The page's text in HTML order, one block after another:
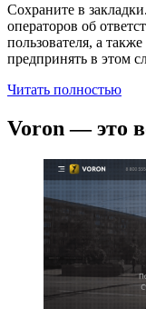
Сохраните в
операторов об
пользователя, а
предпринять в этом
Читать полностью
Voron — это